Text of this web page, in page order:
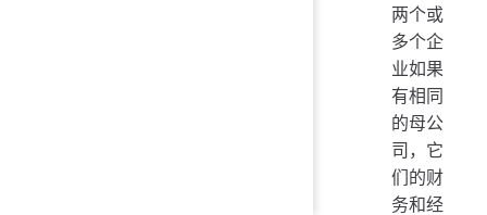
两个或
多个企
业如果
有相同
的母公
司，它
们的财
务和经